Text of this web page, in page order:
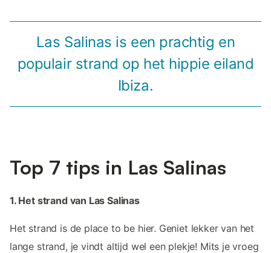
Las Salinas is een prachtig en
populair strand op het hippie eiland
Ibiza.
Top 7 tips in Las Salinas
1. Het strand van Las Salinas
Het strand is de place to be hier. Geniet lekker van het
lange strand, je vindt altijd wel een plekje! Mits je vroeg